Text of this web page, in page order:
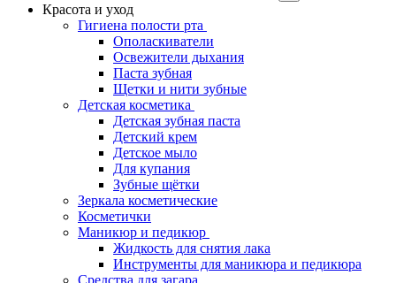
Красота и уход
Гигиена полости рта
Ополаскиватели
Освежители дыхания
Паста зубная
Щетки и нити зубные
Детская косметика
Детская зубная паста
Детский крем
Детское мыло
Для купания
Зубные щётки
Зеркала косметические
Косметички
Маникюр и педикюр
Жидкость для снятия лака
Инструменты для маникюра и педикюра
Средства для загара